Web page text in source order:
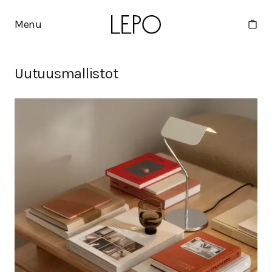
Menu
Uutuusmallistot